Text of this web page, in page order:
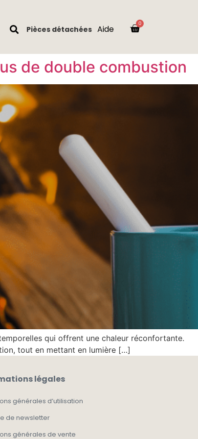
Pièces détachées Aide
de double combustion
qui offrent une chaleur réconfortante.
tout en mettant en lumière […]
légales
générales d’utilisation
de newsletter
générales de vente